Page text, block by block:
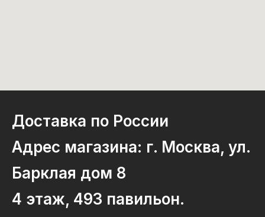
Доставка по России
Адрес магазина: г. Москва, ул.
Барклая дом 8
4 этаж, 493 павильон.